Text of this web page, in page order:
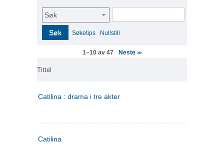
Søk
Søk Søketips Nullstill
1–10 av 47 Neste>>
Tittel
Catilina : drama i tre akter
Catilina